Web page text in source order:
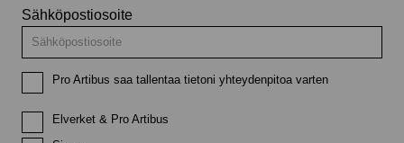
Sähköpostiosoite
Pro Artibus saa tallentaa tietoni yhteydenpitoa varten
Elverket & Pro Artibus